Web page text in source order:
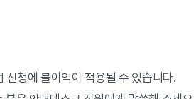
청에 불이익이 적용될 수 있습니다.